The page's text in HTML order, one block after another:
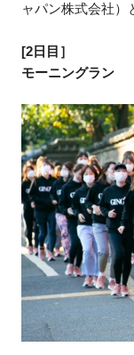
ャパン株式会社）
[2日目］
モーニングラン